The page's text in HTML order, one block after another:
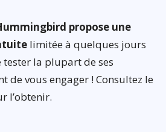
propose une
limitée à quelques jours
la plupart de ses
de vous engager ! Consultez le
l’obtenir.